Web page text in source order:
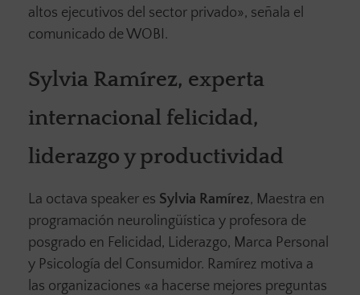
altos ejecutivos del sector privado», señala el
comunicado de WOBI.
Sylvia Ramírez, experta
internacional felicidad,
liderazgo y productividad
La octava speaker es Sylvia Ramírez, Maestra en
programación neurolingüística y profesora de
posgrado en Felicidad, Liderazgo, Marca Personal
y Psicología del Consumidor. Ramírez motiva a
las organizaciones «a hacerse mejores preguntas